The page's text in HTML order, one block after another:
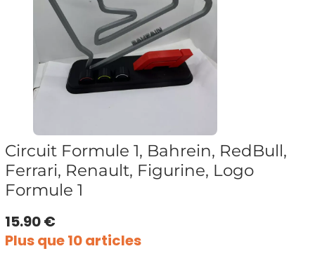
Circuit Formule 1, Bahrein, RedBull,
Ferrari, Renault, Figurine, Logo
Formule 1
15.90 €
Plus que 10 articles